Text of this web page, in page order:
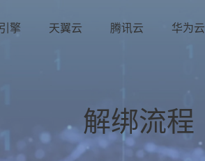
擎 天翼云 腾讯云 华为云
解绑流程